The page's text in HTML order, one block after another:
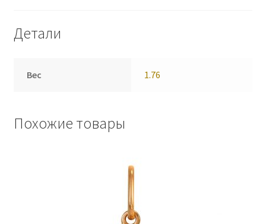
Детали
Вес 1.76
Похожие товары